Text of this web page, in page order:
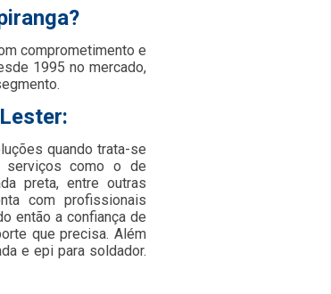
comprometimento e
1995 no mercado,
quando trata-se
serviços como o de
preta, entre outras
com profissionais
então a confiança de
que precisa. Além
e epi para soldador.